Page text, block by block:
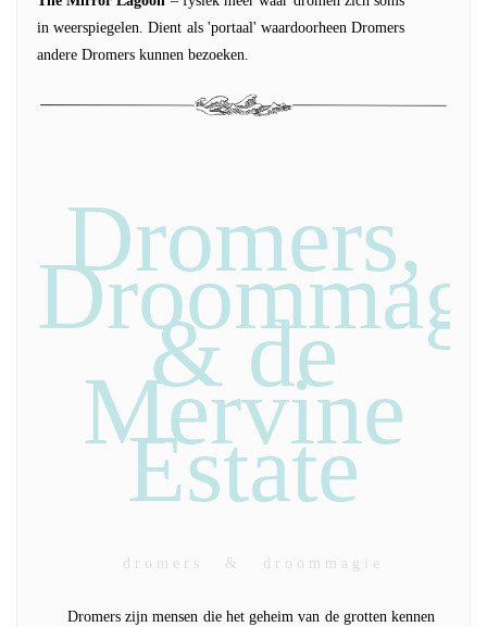
in weerspiegelen. Dient als 'portaal' waardoorheen Dromers
andere Dromers kunnen bezoeken.
Dromers,
& de
Mervine
Estate
d r o m e r s & d r o o m m a g i e
Dromers zijn mensen die het geheim van de grotten kennen